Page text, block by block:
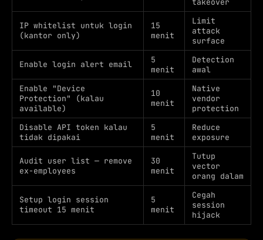
takeover
IP whitelist untuk login
(kantor only)
15
menit
Limit
attack
surface
Enable login alert email
5
menit
Detection
awal
Enable "Device
Protection" (kalau
available)
10
menit
Native
vendor
protection
Disable API token kalau
tidak dipakai
5
menit
Reduce
exposure
Audit user list — remove
ex-employees
30
menit
Tutup
vector
orang dalam
Setup login session
timeout 15 menit
5
menit
Cegah
session
hijack